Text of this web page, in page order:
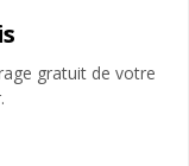
gratuit de votre